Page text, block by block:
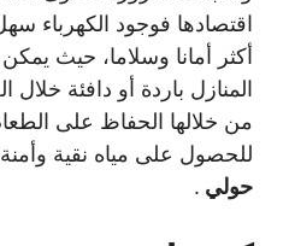
اقتصادها فوجود الكهرباء
أكثر أمانا وسلاما، حيث
المنازل باردة أو دافئة
من خلالها الحفاظ على
للحصول على مياه نقية
حولي .